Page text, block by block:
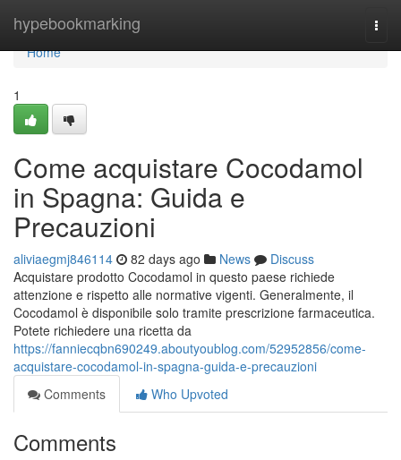
hypebookmarking
Home
Home
1
Come acquistare Cocodamol
in Spagna: Guida e
Precauzioni
aliviaegmj846114 82 days ago News
Discuss
Acquistare prodotto Cocodamol in questo paese richiede
attenzione e rispetto alle normative vigenti. Generalmente, il
Cocodamol è disponibile solo tramite prescrizione farmaceutica.
Potete richiedere una ricetta da
https://fanniecqbn690249.aboutyoublog.com/52952856/come-
acquistare-cocodamol-in-spagna-guida-e-precauzioni
Comments
Who Upvoted
Comments